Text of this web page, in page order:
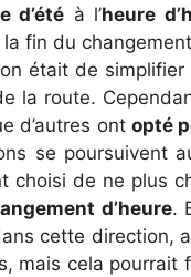
d’été à l’heure
fin du
était de
la route.
d’autres ont opté
se poursuivent
choisi de ne plus
d’heure.
cette direction,
mais cela pourrait